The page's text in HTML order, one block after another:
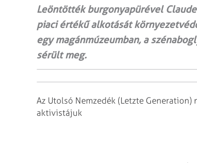
Leöntötték burgonyapürével
piaci értékű alkotását
egy magánmúzeumban, a
sérült meg.
Az Utolsó Nemzedék (Letzte
aktivistájuk